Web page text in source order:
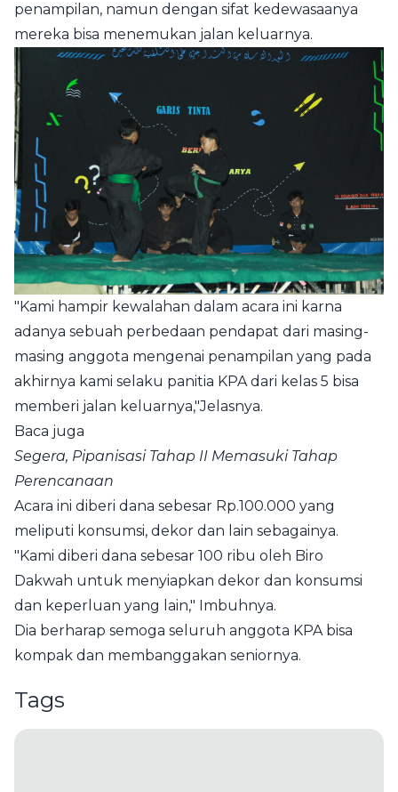
penampilan, namun dengan sifat kedewasaanya
mereka bisa menemukan jalan keluarnya.
"Kami hampir kewalahan dalam acara ini karna
adanya sebuah perbedaan pendapat dari masing-
masing anggota mengenai penampilan yang pada
akhirnya kami selaku panitia KPA dari kelas 5 bisa
memberi jalan keluarnya,"Jelasnya.
Baca juga
Segera, Pipanisasi Tahap II Memasuki Tahap
Perencanaan
Acara ini diberi dana sebesar Rp.100.000 yang
meliputi konsumsi, dekor dan lain sebagainya.
"Kami diberi dana sebesar 100 ribu oleh Biro
Dakwah untuk menyiapkan dekor dan konsumsi
dan keperluan yang lain," Imbuhnya.
Dia berharap semoga seluruh anggota KPA bisa
kompak dan membanggakan seniornya.
Tags